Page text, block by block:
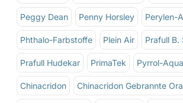
Peggy Dean Penny Horsley Perylen-
Phthalo-Farbstoffe Plein Air Prafull B.
Prafull Hudekar PrimaTek Pyrrol-
Chinacridon Chinacridon Gebrannte